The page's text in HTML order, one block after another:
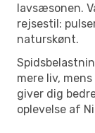
lavsæsonen.
rejsestil:
naturskønt.
mere liv,
giver dig
oplevelse af